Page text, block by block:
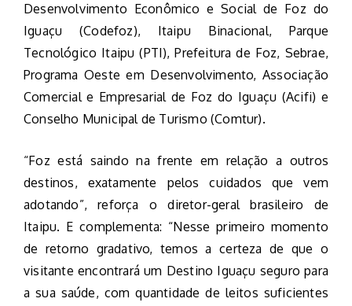
Desenvolvimento Econômico e Social de Foz do
Iguaçu (Codefoz), Itaipu Binacional, Parque
Tecnológico Itaipu (PTI), Prefeitura de Foz, Sebrae,
Programa Oeste em Desenvolvimento, Associação
Comercial e Empresarial de Foz do Iguaçu (Acifi) e
Conselho Municipal de Turismo (Comtur).
“Foz está saindo na frente em relação a outros
destinos, exatamente pelos cuidados que vem
adotando”, reforça o diretor-geral brasileiro de
Itaipu. E complementa: “Nesse primeiro momento
de retorno gradativo, temos a certeza de que o
visitante encontrará um Destino Iguaçu seguro para
a sua saúde, com quantidade de leitos suficientes